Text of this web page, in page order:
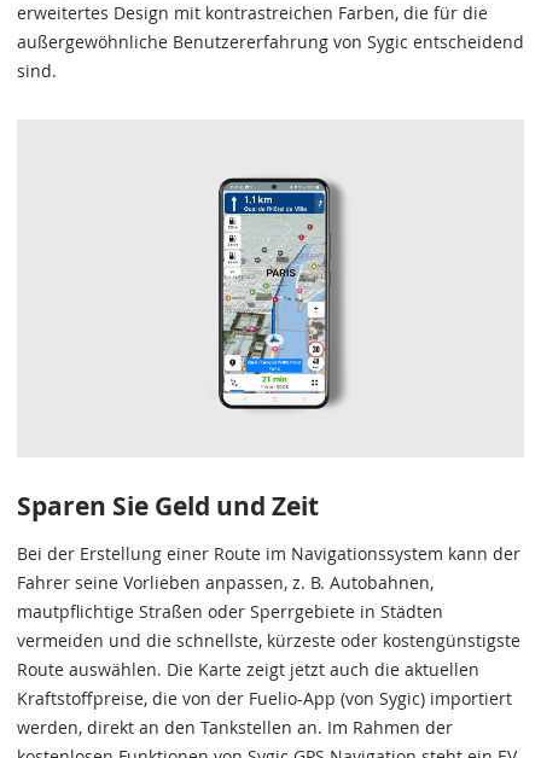
erweitertes Design mit kontrastreichen Farben, die für die
außergewöhnliche Benutzererfahrung von Sygic entscheidend
sind.
Sparen Sie Geld und Zeit
Bei der Erstellung einer Route im Navigationssystem kann der
Fahrer seine Vorlieben anpassen, z. B. Autobahnen,
mautpflichtige Straßen oder Sperrgebiete in Städten
vermeiden und die schnellste, kürzeste oder kostengünstigste
Route auswählen. Die Karte zeigt jetzt auch die aktuellen
Kraftstoffpreise, die von der Fuelio-App (von Sygic) importiert
werden, direkt an den Tankstellen an. Im Rahmen der